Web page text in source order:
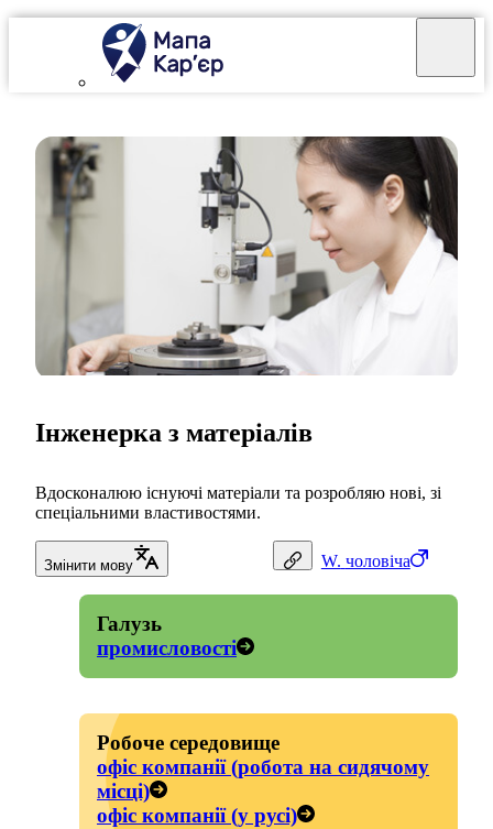
W. чоловіча
Інженерка з матеріалів
Вдосконалюю існуючі матеріали та розробляю нові, зі
спеціальними властивостями.
Змінити мову
Галузь
промисловості
Робоче середовище
офіс компанії (робота на сидячому
місці)
офіс компанії (у русі)